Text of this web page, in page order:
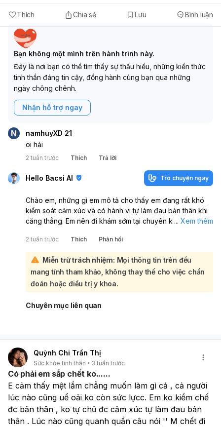
Thích Chia sẻ Lưu Bình luận
Bạn không một mình trên hành trình này.
Đây là nơi bạn có thể tìm thấy sự thấu hiểu, những kiến thức
tinh thần đáng tin cậy, đồng hành cùng bạn qua những
ngày chông chênh.
Nhận hỗ trợ ngay
N
namhuyXD 21
oi hải
2 tuần trước Thích Trả lời
Hello Bacsi AI Trò chuyện ngay
Chào em, những gì em mô tả cho thấy em đang rất khó
kiểm soát cảm xúc và có hành vi tự làm đau bản thân khi
căng thẳng. Em nên đi khám sớm tại chuyên khoa Tâm
phù hợp.:
Các dấu hiệu như dễ buồn/bực, suy nghĩ tiêu cực nhiều,
bùng nổ nóng giận, cào cấu/ngắt tay chân, hét lớn có thể
liên quan đến rối loạn điều hòa cảm xúc, lo âu, trầm cảm
hoặc một vấn đề tâm lý khác; cần gặp trực tiếp để xác
định chính xác.
Trong lúc chờ đi khám, em nên: tránh ở một mình khi đang
làm em khó chịu trước khi phản ứng. Nếu có ý nghĩ làm
và đi cấp cứu ngay.
Em không cần tự chịu đựng một mình, việc đi khám sớm là
rất đúng và cần thiết.
... Xem thêm
2 tuần trước Thích Phản hồi
Miễn trừ trách nhiệm: Mọi thông tin trên đều
mang tính tham khảo, không thay thế cho việc chẩn
đoán hoặc điều trị y khoa.
Chuyên mục liên quan
Quỳnh Chi Trần Thị
Sức khỏe tinh thần 3 tuần trước
Có phải em sắp chết ko......
E cảm thấy mệt lắm chẳng muốn làm gì cả , cả người
lúc nào cũng uể oải ko còn sức lựcc. Em ko kiềm chế
đc bản thân , ko tự chủ đc cảm xúc tự làm đau bản
thân . Lúc nào cũng quanh quẩn câu nói '' M chết đi